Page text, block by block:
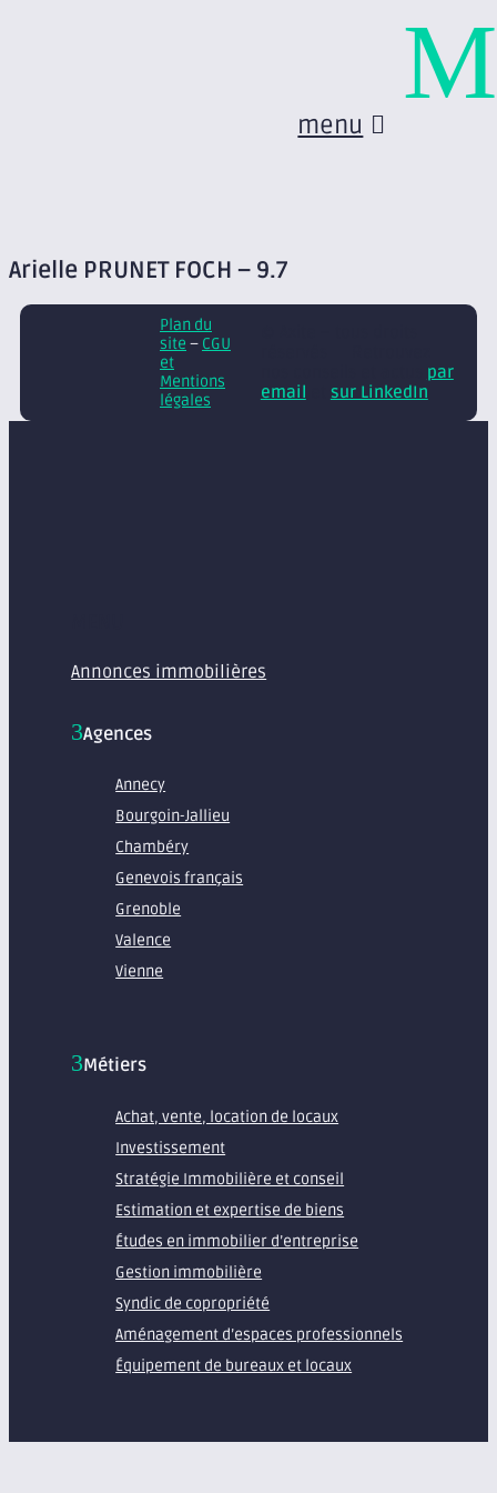
menu
Arielle PRUNET FOCH – 9.7
Plan du
site – CGU
et
Mentions
légales
par
email
sur LinkedIn
Annonces immobilières
Agences
Annecy
Bourgoin-Jallieu
Chambéry
Genevois français
Grenoble
Valence
Vienne
Métiers
Achat, vente, location de locaux
Investissement
Stratégie Immobilière et conseil
Estimation et expertise de biens
Études en immobilier d’entreprise
Gestion immobilière
Syndic de copropriété
Aménagement d’espaces professionnels
Équipement de bureaux et locaux
M